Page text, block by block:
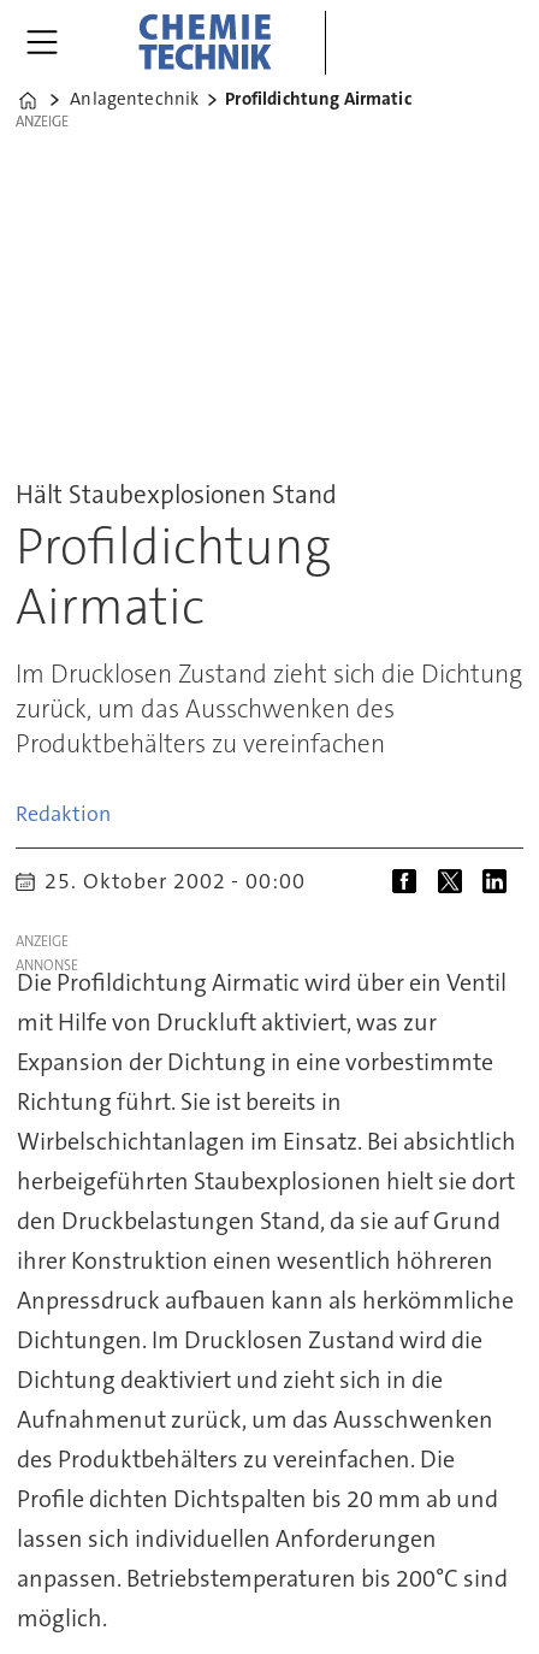
Home
Anlagentechnik Profildichtung Airmatic
ANZEIGE
ANZEIGE
Hält Staubexplosionen Stand
Profildichtung
Airmatic
Im Drucklosen Zustand zieht sich die Dichtung
zurück, um das Ausschwenken des
Produktbehälters zu vereinfachen
Redaktion
25. Oktober 2002 - 00:00
ANZEIGE
Die Profildichtung Airmatic wird über ein Ventil
mit Hilfe von Druckluft aktiviert, was zur
Expansion der Dichtung in eine vorbestimmte
Richtung führt. Sie ist bereits in
Wirbelschichtanlagen im Einsatz. Bei absichtlich
herbeigeführten Staubexplosionen hielt sie dort
den Druckbelastungen Stand, da sie auf Grund
ihrer Konstruktion einen wesentlich höhreren
Anpressdruck aufbauen kann als herkömmliche
Dichtungen. Im Drucklosen Zustand wird die
Dichtung deaktiviert und zieht sich in die
Aufnahmenut zurück, um das Ausschwenken
des Produktbehälters zu vereinfachen. Die
Profile dichten Dichtspalten bis 20 mm ab und
lassen sich individuellen Anforderungen
anpassen. Betriebstemperaturen bis 200°C sind
möglich.